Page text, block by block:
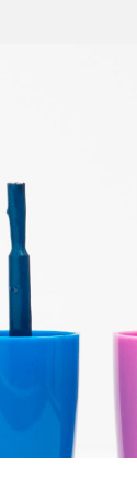
Offerte
Box
Abbonamento
Partnership